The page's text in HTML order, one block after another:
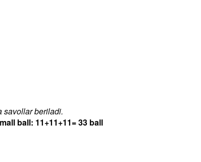
savollar beriladi.
ball: 11+11+11= 33 ball